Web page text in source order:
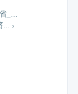
_…
… ›